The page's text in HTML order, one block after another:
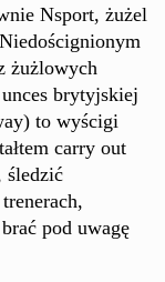
Nsport, żużel
żużlowych
brytyjskiej
to wyścigi
carry out
śledzić
pod uwagę